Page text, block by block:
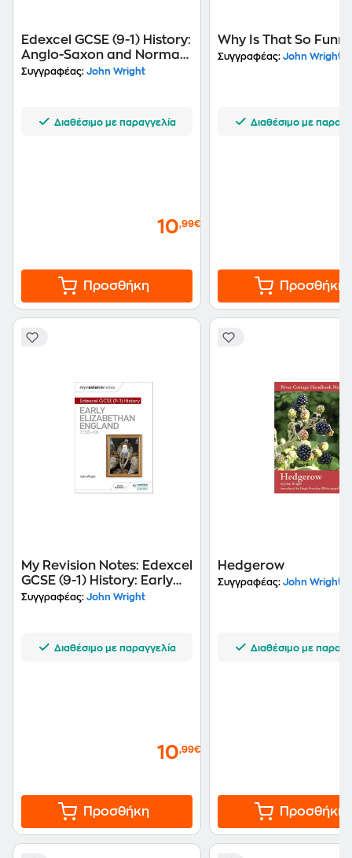
Edexcel GCSE (9-1) History:
Anglo-Saxon and Norman
England, c1060-88
Συγγραφέας: John Wright
Διαθέσιμο με παραγγελία
10,99€
Προσθήκη
Why Is That So
Συγγραφέας: John Wright
Διαθέσιμο με
Προσθήκη
My Revision Notes: Edexcel
GCSE (9-1) History: Early
Elizabethan England,
Συγγραφέας: John Wright
Διαθέσιμο με παραγγελία
10,99€
Προσθήκη
Hedgerow
Συγγραφέας: John Wright
Διαθέσιμο με
Προσθήκη